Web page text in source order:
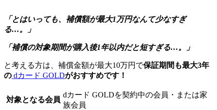
「とはいっても、補償額が最大1万円なんて少なすぎ
る…。」
「補償の対象期間が購入後1年以内だと短すぎる…。」
と考える方は、補償金額が最大10万円で保証期間も最大3年
の dカード GOLDがおすすめです！
対象となる会員
dカード GOLDを契約中の会員・または家
族会員